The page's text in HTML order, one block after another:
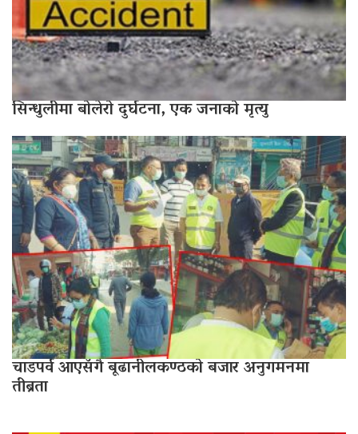
सिन्धुलीमा बोलेरो दुर्घटना, एक जनाको मृत्यु
चाडपर्व आएसँगै बूढानीलकण्ठको बजार अनुगमनमा
तीब्रता